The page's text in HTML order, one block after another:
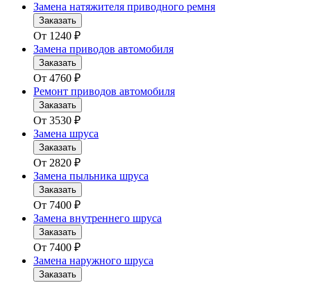
Замена натяжителя приводного ремня
Заказать
От 1240 ₽
Замена приводов автомобиля
Заказать
От 4760 ₽
Ремонт приводов автомобиля
Заказать
От 3530 ₽
Замена шруса
Заказать
От 2820 ₽
Замена пыльника шруса
Заказать
От 7400 ₽
Замена внутреннего шруса
Заказать
От 7400 ₽
Замена наружного шруса
Заказать